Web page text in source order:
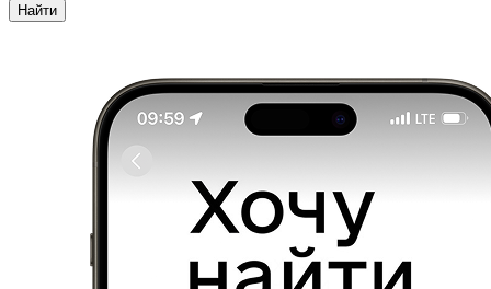
Найти